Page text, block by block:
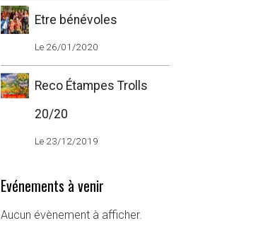
Etre bénévoles
Le 26/01/2020
Reco Étampes Trolls
20/20
Le 23/12/2019
Evénements à venir
Aucun évènement à afficher.